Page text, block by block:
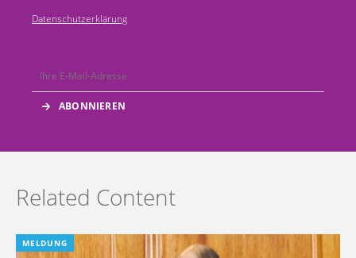
Datenschutzerklärung
Related Content
MELDUNG